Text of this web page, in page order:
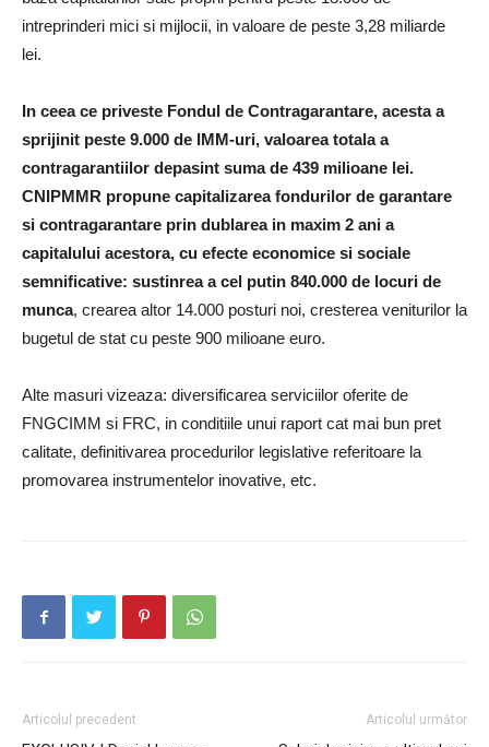
intreprinderi mici si mijlocii, in valoare de peste 3,28 miliarde
lei.
In ceea ce priveste Fondul de Contragarantare, acesta a
sprijinit peste 9.000 de IMM-uri, valoarea totala a
contragarantiilor depasint suma de 439 milioane lei.
CNIPMMR propune capitalizarea fondurilor de garantare
si contragarantare prin dublarea in maxim 2 ani a
capitalului acestora, cu efecte economice si sociale
semnificative: sustinrea a cel putin 840.000 de locuri de
munca, crearea altor 14.000 posturi noi, cresterea veniturilor la
bugetul de stat cu peste 900 milioane euro.
Alte masuri vizeaza: diversificarea serviciilor oferite de
FNGCIMM si FRC, in conditiile unui raport cat mai bun pret
calitate, definitivarea procedurilor legislative referitoare la
promovarea instrumentelor inovative, etc.
Articolul precedent Articolul următor